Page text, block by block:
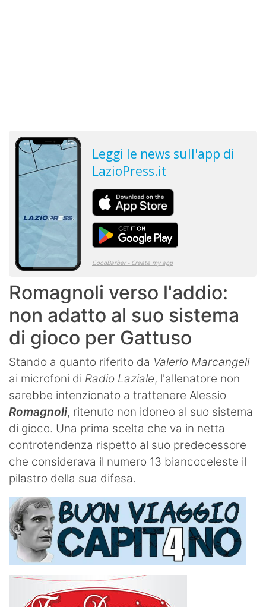
Romagnoli verso l'addio:
non adatto al suo sistema
di gioco per Gattuso
Stando a quanto riferito da Valerio Marcangeli
ai microfoni di Radio Laziale, l'allenatore non
sarebbe intenzionato a trattenere Alessio
Romagnoli, ritenuto non idoneo al suo sistema
di gioco. Una prima scelta che va in netta
controtendenza rispetto al suo predecessore
che considerava il numero 13 biancoceleste il
pilastro della sua difesa.